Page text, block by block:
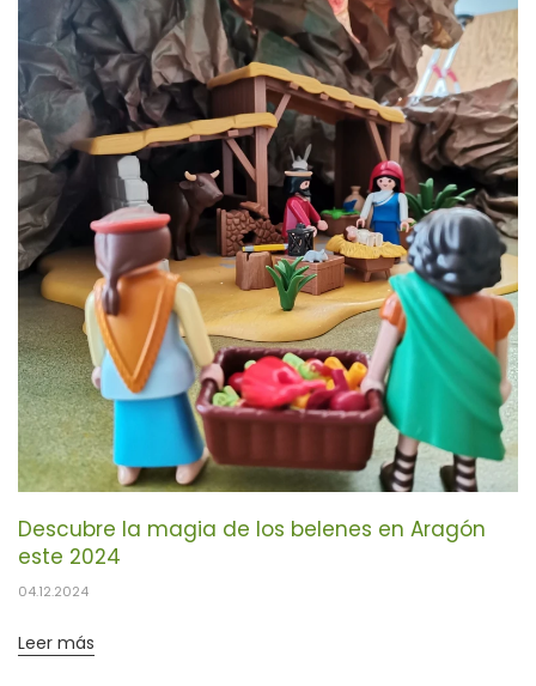
Descubre la magia de los belenes en Aragón
este 2024
04.12.2024
Leer más